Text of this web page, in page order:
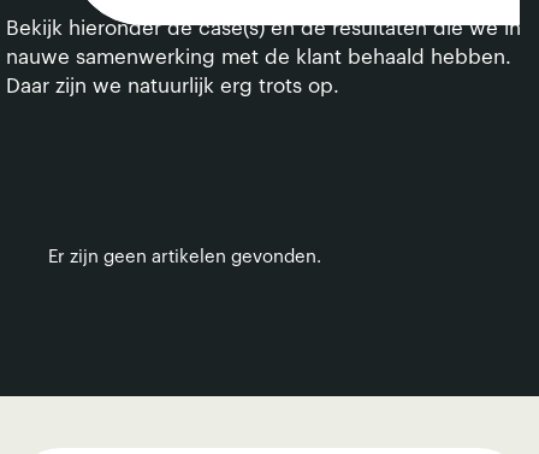
Bekijk hieronder de case(s) en de resultaten die we in
nauwe samenwerking met de klant behaald hebben.
Daar zijn we natuurlijk erg trots op.
Er zijn geen artikelen gevonden.